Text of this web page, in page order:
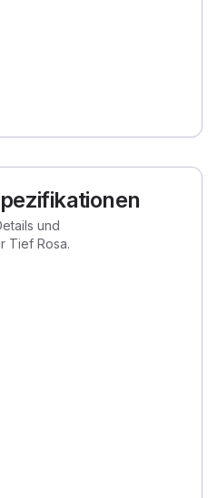
und
Tief Rosa.